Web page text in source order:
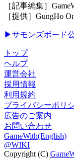
［記事編集］
［提供］GungHo
▶サモンズボード
トップ
ヘルプ
運営会社
採用情報
利用規約
プライバシーポリ
広告のご案内
お問い合わせ
GameWith(English)
@WIKI
Copyright (C)